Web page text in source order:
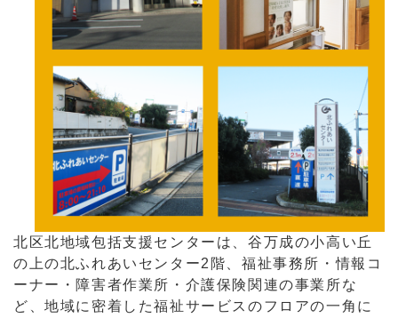
北区北地域包括支援センターは、谷万成の小高い丘
の上の北ふれあいセンター2階、福祉事務所・情報コ
ーナー・障害者作業所・介護保険関連の事業所な
ど、地域に密着した福祉サービスのフロアの一角に